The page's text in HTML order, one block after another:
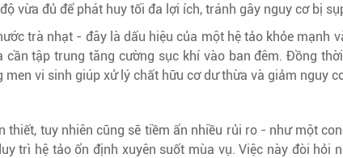
vừa đủ để phát huy tối đa lợi ích, tránh gây nguy cơ bị
trà nhạt - đây là dấu hiệu của một hệ tảo khỏe mạnh
tập trung tăng cường sục khí vào ban đêm. Đồng
men vi sinh giúp xử lý chất hữu cơ dư thừa và giảm nguy
thiết, tuy nhiên cũng sẽ tiềm ẩn nhiều rủi ro - như một
trì hệ tảo ổn định xuyên suốt mùa vụ. Việc này đòi hỏi